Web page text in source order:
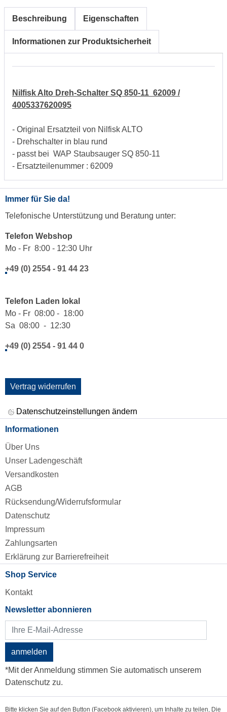
Beschreibung Eigenschaften
Informationen zur Produktsicherheit
Nilfisk Alto Dreh-Schalter SQ 850-11 62009 /
4005337620095
- Original Ersatzteil von Nilfisk ALTO
- Drehschalter in blau rund
- passt bei WAP Staubsauger SQ 850-11
- Ersatzteilenummer : 62009
Immer für Sie da!
Telefonische Unterstützung und Beratung unter:
Telefon Webshop
Mo - Fr 8:00 - 12:30 Uhr
+49 (0) 2554 - 91 44 23
Telefon Laden lokal
Mo - Fr 08:00 - 18:00
Sa 08:00 - 12:30
+49 (0) 2554 - 91 44 0
Vertrag widerrufen
Datenschutzeinstellungen ändern
Informationen
Über Uns
Unser Ladengeschäft
Versandkosten
AGB
Rücksendung/Widerrufsformular
Datenschutz
Impressum
Zahlungsarten
Erklärung zur Barrierefreiheit
Shop Service
Kontakt
Newsletter abonnieren
anmelden
*Mit der Anmeldung stimmen Sie automatisch unserem
Datenschutz zu.
Bitte klicken Sie auf den Button (Facebook aktivieren), um Inhalte zu teilen, Die